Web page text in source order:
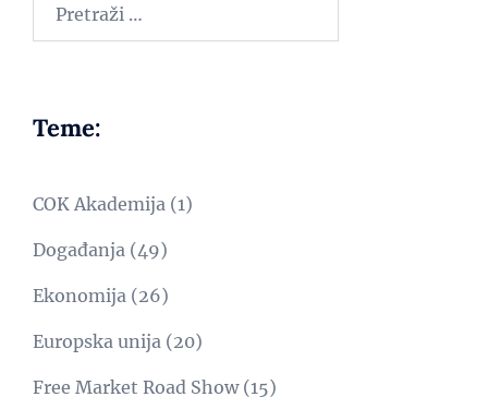
Teme:
COK Akademija (1)
Događanja (49)
Ekonomija (26)
Europska unija (20)
Free Market Road Show(15)